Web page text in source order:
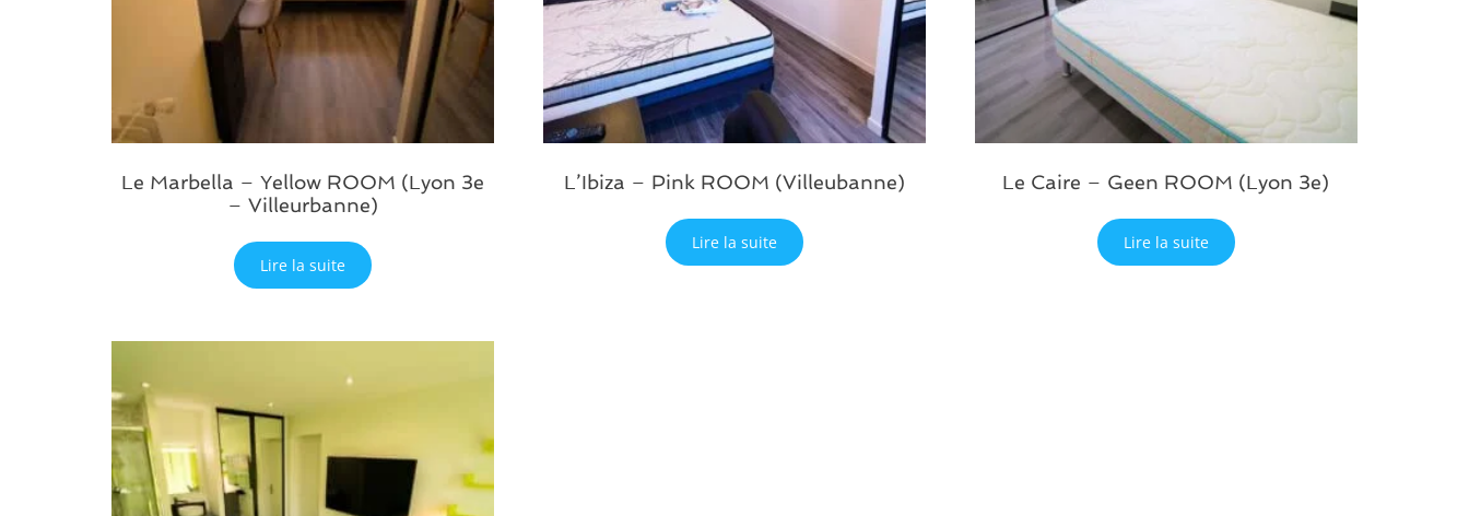
Le Marbella – Yellow ROOM (Lyon 3e
– Villeurbanne)
Lire la suite
L’Ibiza – Pink ROOM (Villeubanne)
Lire la suite
Le Caire – Geen ROOM (Lyon 3e)
Lire la suite